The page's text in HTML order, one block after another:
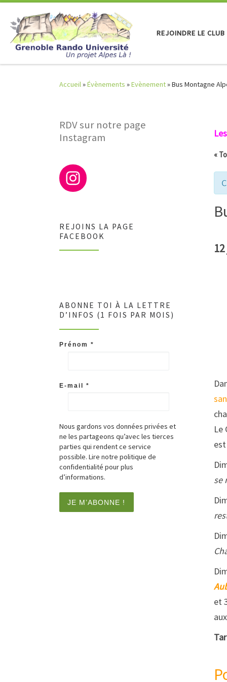
Skip to content
REJOINDRE LE CLUB
Accueil»Évènements »Evènement»Bus Montagne
«
Le
se
et
RDV sur notre page
Instagram
REJOINS LA PAGE
FACEBOOK
ABONNE TOI À LA LETTRE
D’INFOS (1 FOIS PAR MOIS)
Prénom *
E-mail *
Nous gardons vos données privées et
ne les partageons qu’avec les tierces
parties qui rendent ce service
possible. Lire notre politique de
confidentialité pour plus
d’informations.